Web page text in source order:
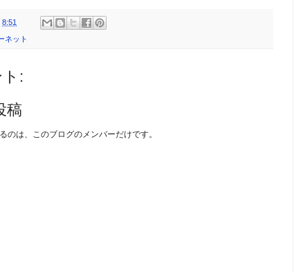
8:51
ネット
:
稿
のは、このブログのメンバーだけです。